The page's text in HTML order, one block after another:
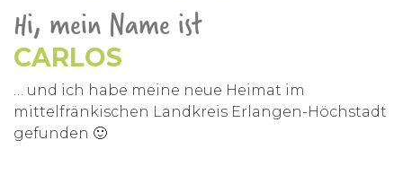
Hi, mein Name ist
CARLOS
… und ich habe meine neue Heimat im
mittelfränkischen Landkreis Erlangen-Höchstadt
gefunden 🙂